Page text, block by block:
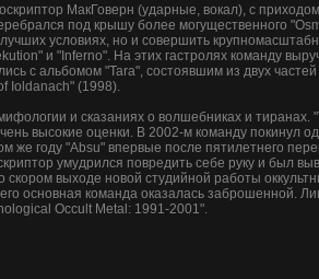
МакГоверн (ударные, вокал), с
под крышу более могущественного
условиях, но и совершить
и "Inferno". На этих гастролях команду
с альбомом "Tara", состоявшим из двух
Ioldanach" (1998).
и сказаниях о волшебниках и
высокие оценки. В 2002-м команду покинул
же году "Absu" впервые после пятилетнего
умудрился повредить себе руку и был
выходе новой студийной работы
основная команда оказалась заброшенной.
Occult Metal: 1991-2001".